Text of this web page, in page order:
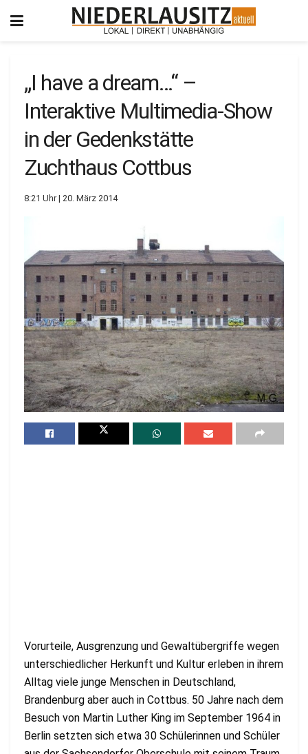
„I have a dream…“ –
Interaktive Multimedia-Show
in der Gedenkstätte
Zuchthaus Cottbus
8:21 Uhr | 20. März 2014
Vorurteile, Ausgrenzung und Gewaltübergriffe wegen
unterschiedlicher Herkunft und Kultur erleben in ihrem
Alltag viele junge Menschen in Deutschland,
Brandenburg aber auch in Cottbus. 50 Jahre nach dem
Besuch von Martin Luther King im September 1964 in
Berlin setzten sich etwa 30 Schülerinnen und Schüler